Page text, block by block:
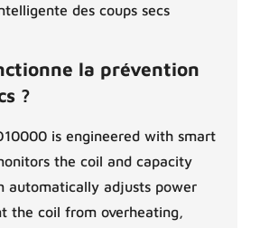
des coups secs
la prévention
?
is engineered with smart
the coil and capacity
automatically adjusts power
the coil from overheating,